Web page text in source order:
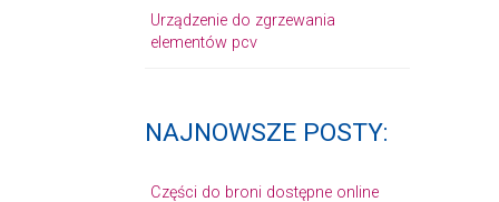
Urządzenie do zgrzewania
elementów pcv
NAJNOWSZE POSTY:
Części do broni dostępne online